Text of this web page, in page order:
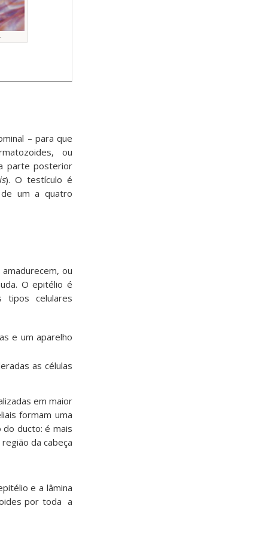
– para que
ou
parte posterior
). O testículo é
um a quatro
ou
O epitélio é
celulares
e um aparelho
as células
em maior
formam uma
ducto: é mais
da cabeça
e a lâmina
por toda a